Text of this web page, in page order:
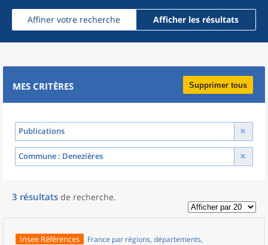
Affiner votre recherche Afficher les résultats
MES CRITÈRES Supprimer tous
Publications
Commune : Denezières
3 résultats de recherche.
Insee Références
France par régions, départements,